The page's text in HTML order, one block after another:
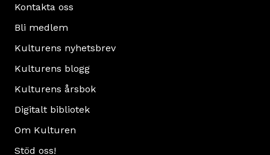
Kontakta oss
Bli medlem
Kulturens nyhetsbrev
Kulturens blogg
Kulturens årsbok
Digitalt bibliotek
Om Kulturen
Stöd oss!